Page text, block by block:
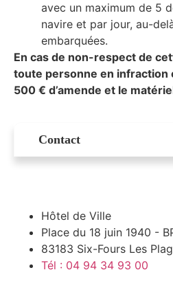
avec un maximum de 5
navire et par jour, au-
embarquées.
En cas de non-respect de
toute personne en infraction
500 € d’amende et le
Contact
Hôtel de Ville
Place du 18 juin 1940 -
83183 Six-Fours Les
Tél : 04 94 34 93 00